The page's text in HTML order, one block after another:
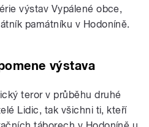
výstav Vypálené obce,
památníku v Hodoníně.
výstava
teror v průběhu druhé
Lidic, tak všichni ti, kteří